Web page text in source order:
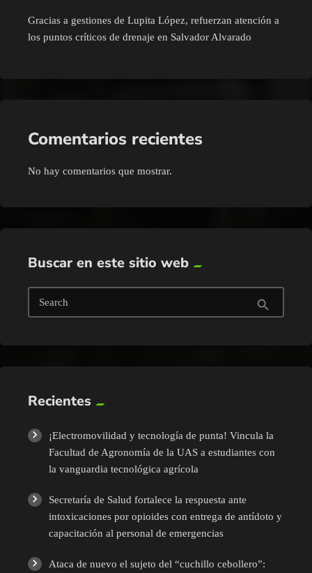
Gracias a gestiones de Lupita López, refuerzan atención a
los puntos críticos de drenaje en Salvador Alvarado
Comentarios recientes
No hay comentarios que mostrar.
Buscar en este sitio web
Search search
Recientes
¡Electromovilidad y tecnología de punta! Vincula la
Facultad de Agronomía de la UAS a estudiantes con
la vanguardia tecnológica agrícola
Secretaría de Salud fortalece la respuesta ante
intoxicaciones por opioides con entrega de antídoto y
capacitación al personal de emergencias
Ataca de nuevo el sujeto del “cuchillo cebollero”: